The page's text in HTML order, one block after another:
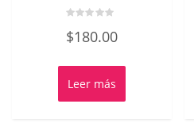
con
0
5
$180.00
Leer más